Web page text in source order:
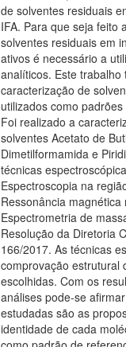
de solventes residuais
IFA. Para que seja feito
solventes residuais em
ativos é necessário a
analíticos. Este
caracterização de
utilizados como
Foi realizado a
solventes Acetato de
Dimetilformamida e
técnicas
Espectroscopia na
Ressonância
Espectrometria de
Resolução da Diretoria
166/2017. As técnicas
comprovação estrutural
escolhidas. Com os
análises pode-se
estudadas são as
identidade de cada